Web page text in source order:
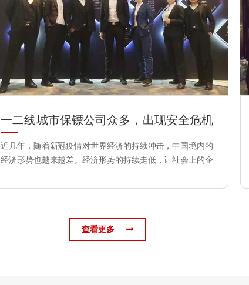
​一二线城市保镖公司众多，出现安全危机
该如何选择？
近几年，随着新冠疫情对世界经济的持续冲击，中国境内的
经济形势也越来越差。经济形势的持续走低，让社会上的企
攀升之中，这也给社会增加了安全隐患方面的压力，同时也
业纠纷或者婚姻纠纷，该如何选择保镖公司？一二线城市保
镖公司众多，普通人要如何选择？
查看更多